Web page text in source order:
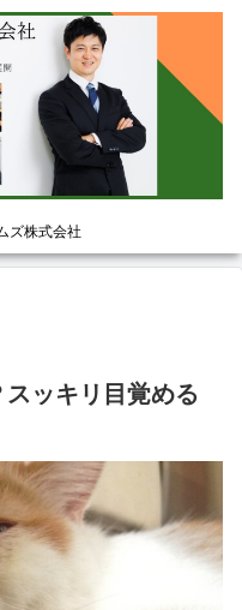
ズ株式会社
ッキリ目覚める